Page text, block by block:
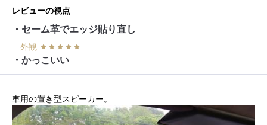
レビューの視点
・セーム革でエッジ貼り直し
外観
・かっこいい
車用の置き型スピーカー。